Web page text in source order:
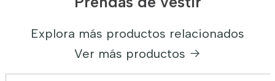
Explora más productos relacionados
Ver más productos